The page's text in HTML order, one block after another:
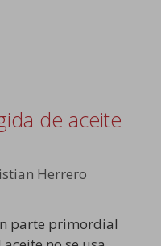
de aceite
Herrero
parte primordial